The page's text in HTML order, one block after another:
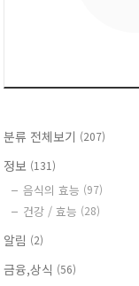
분류 전체보기 (207)
정보 (131)
음식의 효능 (97)
건강 / 효능 (28)
알림 (2)
금융,상식 (56)